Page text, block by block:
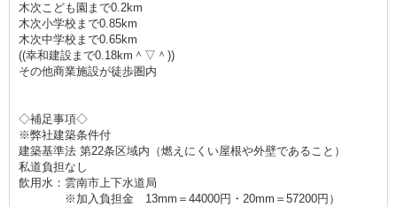
木次こども園まで0.2km
木次小学校まで0.85km
木次中学校まで0.65km
((幸和建設まで0.18km＾▽＾))
その他商業施設が徒歩圏内
◇補足事項◇
※弊社建築条件付
建築基準法 第22条区域内（燃えにくい屋根や外壁であること）
私道負担なし
飲用水：雲南市上下水道局
※加入負担金 13mm＝44000円・20mm＝57200円）